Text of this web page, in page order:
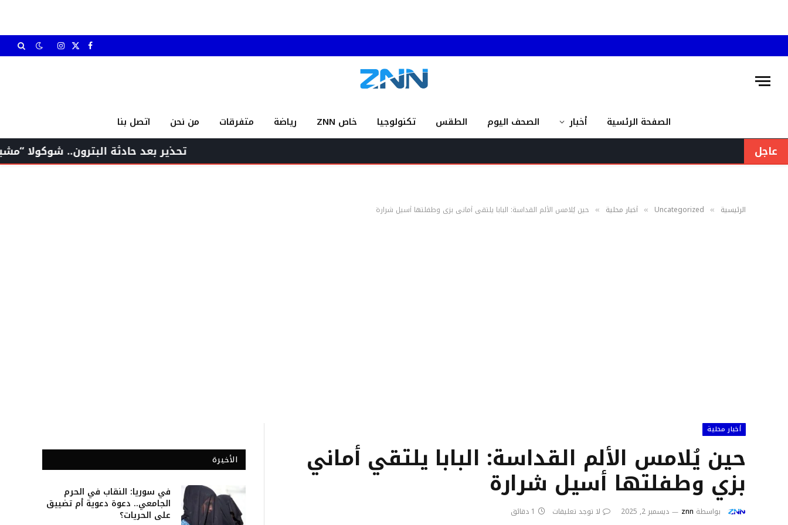
فيسبوك
X الانستغرام
الصفحة الرئسية أخبار الصحف اليوم الطقس تكنولوجيا خاص ZNN رياضة متفرقات من نحن اتصل بنا
عاجل تحذير بعد حادثة البترون.. شوكولا “مشبوهة”
الرئيسية »
Uncategorized
» أخبار محلية » حين يُلامس الألم القداسة: البابا يلتقي أماني بزي وطفلتها أسيل شرارة
أخبار محلية
حين يُلامس الألم القداسة: البابا يلتقي أماني
بزي وطفلتها أسيل شرارة
بواسطة znn ديسمبر 2, 2025 لا توجد تعليقات 1 دقائق
الأخيرة
في سوريا: النقاب في الحرم
الجامعي.. دعوة دعوية أم تضييق
على الحريات؟